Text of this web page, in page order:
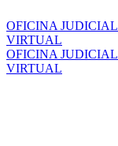
OFICINA JUDICIAL
VIRTUAL
OFICINA JUDICIAL
VIRTUAL